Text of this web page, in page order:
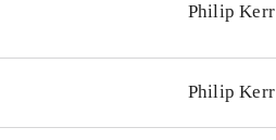
Philip Kerr
Philip Kerr